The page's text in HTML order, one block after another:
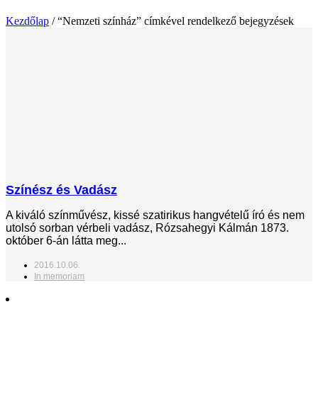
Kezdőlap / “Nemzeti színház” címkével rendelkező bejegyzések
Színész és Vadász
A kiváló színművész, kissé szatirikus hangvételű író és nem
utolsó sorban vérbeli vadász, Rózsahegyi Kálmán 1873.
október 6-án látta meg...
2016.10.06.
In memoriam